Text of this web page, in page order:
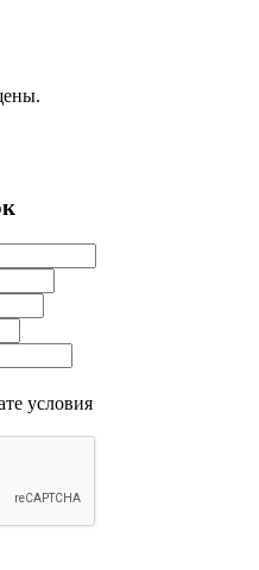
условия